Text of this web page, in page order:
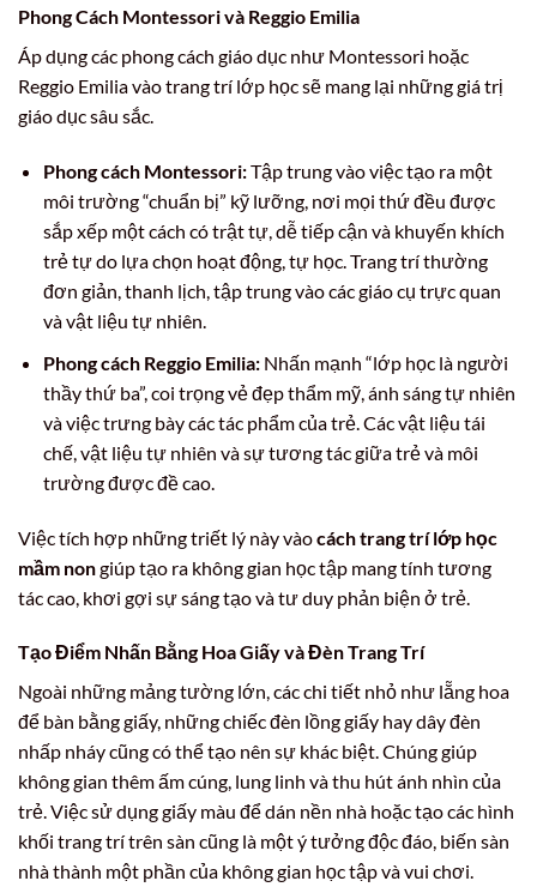
Phong Cách Montessori và Reggio Emilia
Áp dụng các phong cách giáo dục như Montessori hoặc
Reggio Emilia vào trang trí lớp học sẽ mang lại những giá trị
giáo dục sâu sắc.
Phong cách Montessori:Tập trung vào việc tạo ra một
môi trường “chuẩn bị” kỹ lưỡng, nơi mọi thứ đều được
sắp xếp một cách có trật tự, dễ tiếp cận và khuyến khích
trẻ tự do lựa chọn hoạt động, tự học. Trang trí thường
đơn giản, thanh lịch, tập trung vào các giáo cụ trực quan
và vật liệu tự nhiên.
Phong cách Reggio Emilia:Nhấn mạnh “lớp học là người
thầy thứ ba”, coi trọng vẻ đẹp thẩm mỹ, ánh sáng tự nhiên
và việc trưng bày các tác phẩm của trẻ. Các vật liệu tái
chế, vật liệu tự nhiên và sự tương tác giữa trẻ và môi
trường được đề cao.
Việc tích hợp những triết lý này vàocách trang trí lớp học
mầm nongiúp tạo ra không gian học tập mang tính tương
tác cao, khơi gợi sự sáng tạo và tư duy phản biện ở trẻ.
Tạo Điểm Nhấn Bằng Hoa Giấy và Đèn Trang Trí
Ngoài những mảng tường lớn, các chi tiết nhỏ như lẵng hoa
để bàn bằng giấy, những chiếc đèn lồng giấy hay dây đèn
nhấp nháy cũng có thể tạo nên sự khác biệt. Chúng giúp
không gian thêm ấm cúng, lung linh và thu hút ánh nhìn của
trẻ. Việc sử dụng giấy màu để dán nền nhà hoặc tạo các hình
khối trang trí trên sàn cũng là một ý tưởng độc đáo, biến sàn
nhà thành một phần của không gian học tập và vui chơi.